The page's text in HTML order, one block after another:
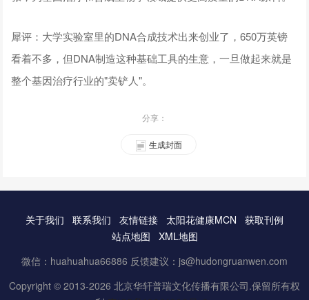
犀评：大学实验室里的DNA合成技术出来创业了，650万英镑
看着不多，但DNA制造这种基础工具的生意，一旦做起来就是
整个基因治疗行业的"卖铲人"。
分享：
生成封面
关于我们 联系我们 友情链接 太阳花健康MCN
获取刊例
站点地图
XML地图
微信：huahuahua66886 反馈建议：js@hudongruanwen.com
Copyright © 2013-2026 北京华轩普瑞文化传播有限公司.保留所有权